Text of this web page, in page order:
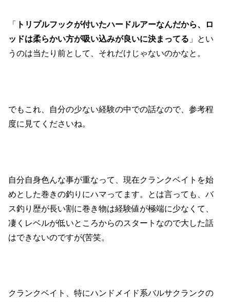
「 トリプルフックが付いたハードルアーなんだから、ロ
ッドは柔らかい方が吸い込みが良いに決まってる 」とい
うのは当たり前として、それだけじゃないのかなと。
でもこれ、自分の少ない経験の中での話なので、参考程
度に見てくださいね。
自分自身色んな事が重なって、現在クランクベイトを始
めとした巻きの釣りにハマってます。とは言っても、バ
ス釣り歴が長い割に巻き物は経験値が極端に少なくて、
凄くレベルが低いところからのスタートなので大した話
はできないのですが(苦笑。
クランクベイト、特にハンドメイド系バルサクランクの